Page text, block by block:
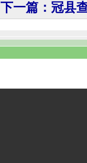
下一篇：冠县